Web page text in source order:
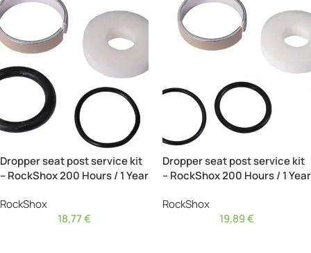
Dropper seat post service kit
– RockShox 200 Hours / 1 Year
RockShox
18,77€
Dropper seat post service kit
– RockShox 200 Hours / 1 Year
RockShox
19,89€